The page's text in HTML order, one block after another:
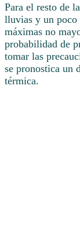
Para el resto de
lluvias y un poco
máximas no
probabilidad de
tomar las
se pronostica un
térmica.